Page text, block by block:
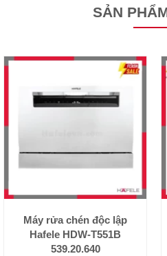
SẢN
Máy rửa chén độc lập
Hafele HDW-T551B
539.20.640